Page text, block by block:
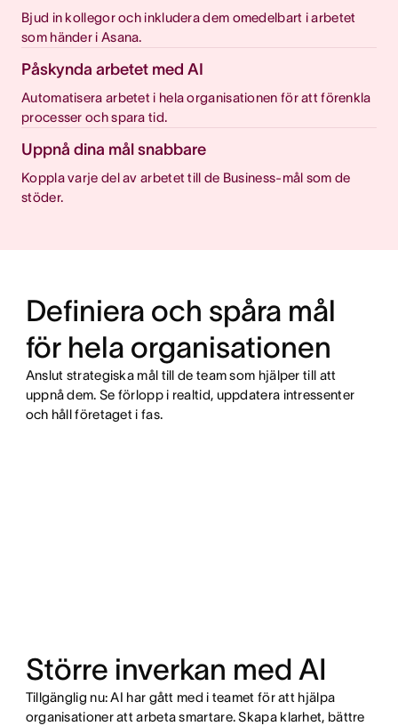
Bjud in kollegor och inkludera dem omedelbart i arbetet
som händer i Asana.
Påskynda arbetet med AI
Automatisera arbetet i hela organisationen för att förenkla
processer och spara tid.
Uppnå dina mål snabbare
Koppla varje del av arbetet till de Business-mål som de
stöder.
Definiera och spåra mål
för hela organisationen
Anslut strategiska mål till de team som hjälper till att
uppnå dem. Se förlopp i realtid, uppdatera intressenter
och håll företaget i fas.
Större inverkan med AI
Tillgänglig nu: AI har gått med i teamet för att hjälpa
organisationer att arbeta smartare. Skapa klarhet, bättre